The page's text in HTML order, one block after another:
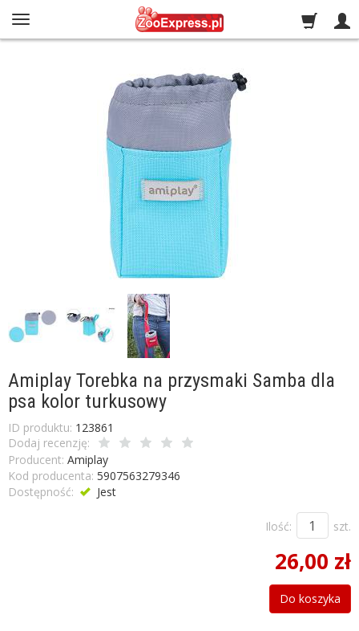
Amiplay Torebka na przysmaki Samba dla
psa kolor turkusowy
ID produktu: 123861
Dodaj recenzję:
Producent: Amiplay
Kod producenta: 5907563279346
Dostępność:
Jest
Ilość: szt.
26,00 zł
Do koszyka